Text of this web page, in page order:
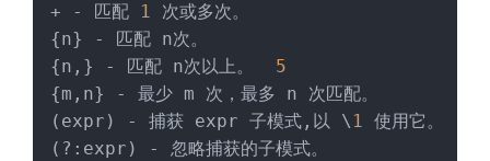
+ - 匹配
1 次或多次。
{n} - 匹配 n次。
{n,} - 匹配 n次以上。 5
{m,n} - 最少 m 次，最多 n 次匹配。
(expr) - 捕获 expr 子模式,以 \ 1 使用它。
(?:expr) - 忽略捕获的子模式。